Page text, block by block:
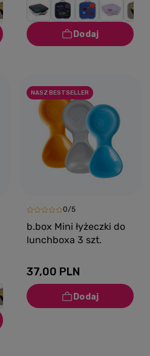
Strawberry Shake
NASZ BESTSELLER
0/5
b.box Mini łyżeczki do
lunchboxa 3 szt.
37,00 PLN